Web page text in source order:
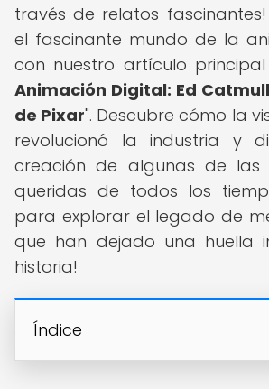
través de relatos
el fascinante mundo de la
con nuestro artículo principal
Animación Digital: Ed
de Pixar". Descubre cómo la
revolucionó la industria y
creación de algunas de las
queridas de todos los
para explorar el legado de
que han dejado una huella
historia!
Índice